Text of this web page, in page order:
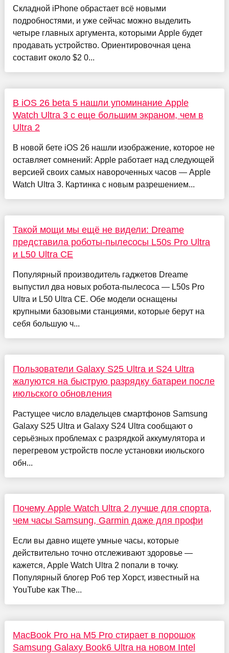
Складной iPhone обрастает всё новыми
подробностями, и уже сейчас можно выделить
четыре главных аргумента, которыми Apple будет
продавать устройство. Ориентировочная цена
составит около $2 0...
В iOS 26 beta 5 нашли упоминание Apple
Watch Ultra 3 с еще большим экраном, чем в
Ultra 2
В новой бете iOS 26 нашли изображение, которое не
оставляет сомнений: Apple работает над следующей
версией своих самых навороченных часов — Apple
Watch Ultra 3. Картинка с новым разрешением...
Такой мощи мы ещё не видели: Dreame
представила роботы-пылесосы L50s Pro Ultra
и L50 Ultra CE
Популярный производитель гаджетов Dreame
выпустил два новых робота-пылесоса — L50s Pro
Ultra и L50 Ultra CE. Обе модели оснащены
крупными базовыми станциями, которые берут на
себя большую ч...
Пользователи Galaxy S25 Ultra и S24 Ultra
жалуются на быструю разрядку батареи после
июльского обновления
Растущее число владельцев смартфонов Samsung
Galaxy S25 Ultra и Galaxy S24 Ultra сообщают о
серьёзных проблемах с разрядкой аккумулятора и
перегревом устройств после установки июльского
обн...
Почему Apple Watch Ultra 2 лучше для спорта,
чем часы Samsung, Garmin даже для профи
Если вы давно ищете умные часы, которые
действительно точно отслеживают здоровье —
кажется, Apple Watch Ultra 2 попали в точку.
Популярный блогер Роб тер Хорст, известный на
YouTube как The...
MacBook Pro на M5 Pro стирает в порошок
Samsung Galaxy Book6 Ultra на новом Intel